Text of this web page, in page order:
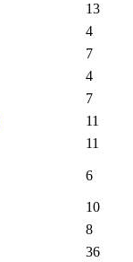
13
4
7
4
7
11
11
6
10
8
36